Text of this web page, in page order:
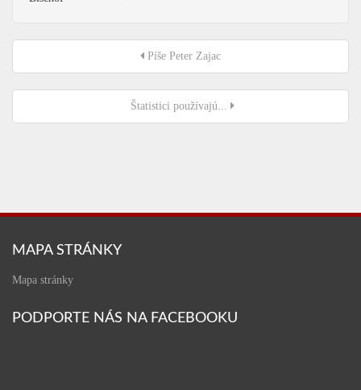
Píše Peter Zajac
Štatistici používajú...
MAPA STRÁNKY
Mapa stránky
PODPORTE NÁS NA FACEBOOKU